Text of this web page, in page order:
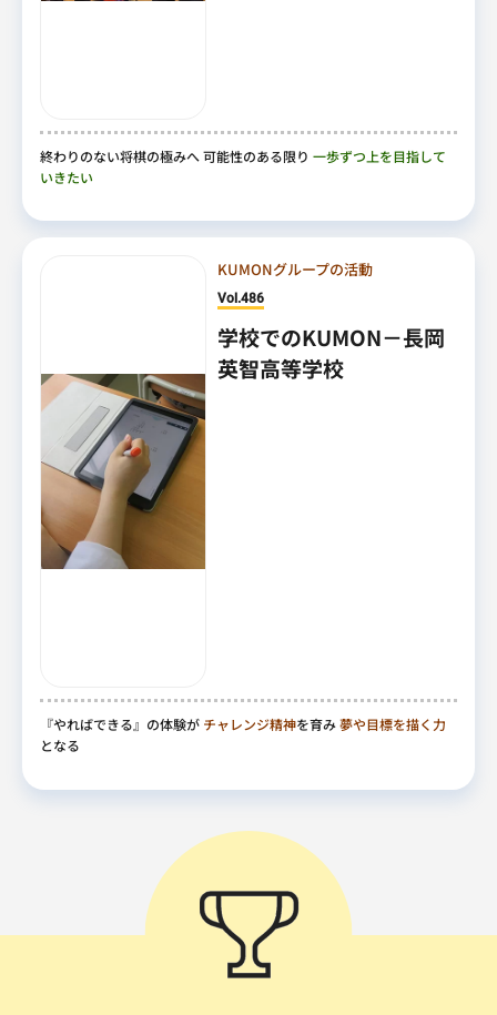
終わりのない将棋の極みへ 可能性のある限り 一歩ずつ上を目指して
いきたい
KUMONグループの活動
Vol.486
学校でのKUMON－長岡
英智高等学校
『やればできる』の体験が チャレンジ精神を育み夢や目標を描く力
となる